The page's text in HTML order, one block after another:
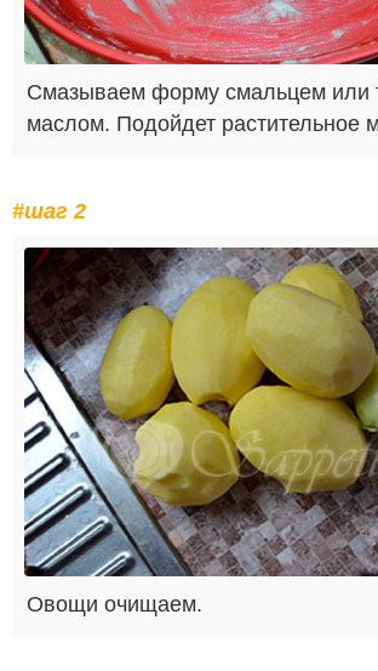
Смазываем форму смальцем или
маслом. Подойдет растительное
#шаг 2
Овощи очищаем.